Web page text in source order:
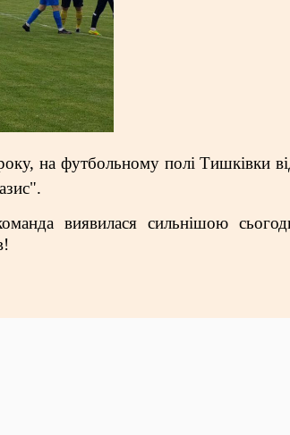
на футбольному полі Тишківки
виявилася сильнішою